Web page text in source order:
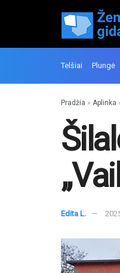
Telšiai Plungė
Pradžia » Aplinka
Edita L.